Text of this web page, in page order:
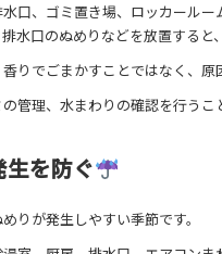
口、ゴミ置き場、ロッカール
水口のぬめりなどを放置すると
りでごまかすことではなく、原
管理、水まわりの確認を行うこ
を防ぐ
りが発生しやすい季節です。